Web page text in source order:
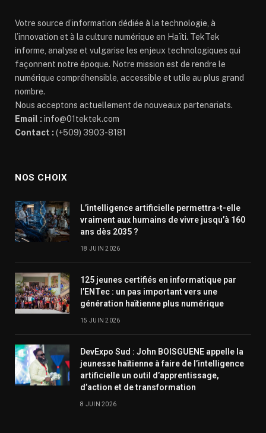
Votre source d’information dédiée à la technologie, à
l’innovation et à la culture numérique en Haïti. TekTek
informe, analyse et vulgarise les enjeux technologiques qui
façonnent notre époque. Notre mission est de rendre le
numérique compréhensible, accessible et utile au plus grand
nombre.
Nous acceptons actuellement de nouveaux partenariats.
Email : info@01tektek.com
Contact : (+509) 3903-8181
NOS CHOIX
L’intelligence artificielle permettra-t-elle
vraiment aux humains de vivre jusqu’à 160
ans dès 2035 ?
18 JUIN 2026
125 jeunes certifiés en informatique par
l’ENTec : un pas important vers une
génération haïtienne plus numérique
15 JUIN 2026
DevExpo Sud : John BOISGUENE appelle la
jeunesse haïtienne à faire de l’intelligence
artificielle un outil d’apprentissage,
d’action et de transformation
8 JUIN 2026